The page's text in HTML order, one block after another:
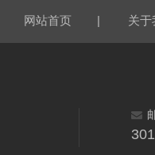
网站首页 | 关于